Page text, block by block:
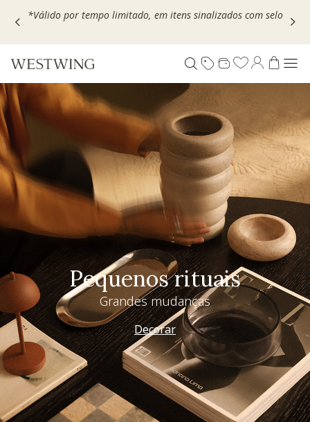
Escolha seu VOUCHER e ganhe até 30% OFF*: useMOVEL30,
Pequenos rituais
Grandes mudanças
Decorar